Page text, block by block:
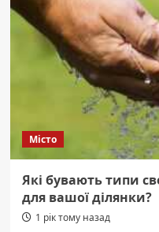
КМДА
та
директора
столичного
ринку
Місто
Які бувають типи
для вашої ділянки?
1 рік тому назад